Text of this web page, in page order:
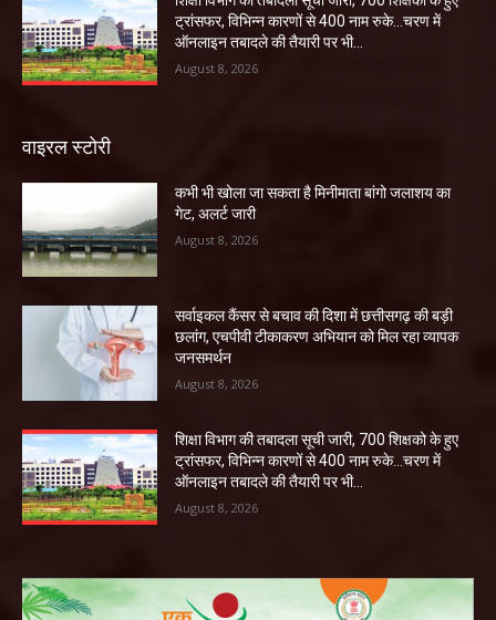
ट्रांसफर, विभिन्न कारणों से 400 नाम रुके…चरण में
ऑनलाइन तबादले की तैयारी पर भी...
August 8, 2026
वाइरल स्टोरी
कभी भी खोला जा सकता है मिनीमाता बांगो जलाशय का
गेट, अलर्ट जारी
August 8, 2026
सर्वाइकल कैंसर से बचाव की दिशा में छत्तीसगढ़ की बड़ी
छलांग, एचपीवी टीकाकरण अभियान को मिल रहा व्यापक
जनसमर्थन
August 8, 2026
शिक्षा विभाग की तबादला सूची जारी, 700 शिक्षको के हुए
ट्रांसफर, विभिन्न कारणों से 400 नाम रुके…चरण में
ऑनलाइन तबादले की तैयारी पर भी...
August 8, 2026